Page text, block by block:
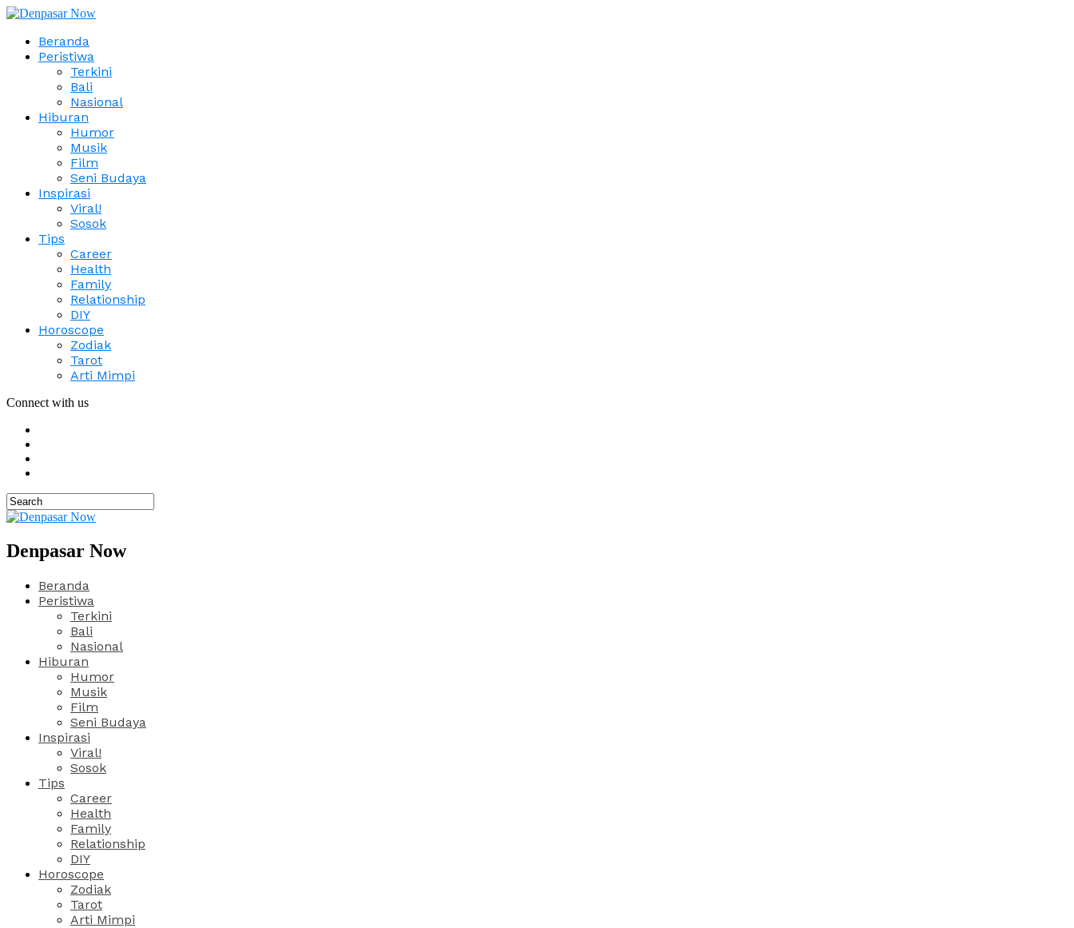
Beranda
Peristiwa
Terkini
Bali
Nasional
Hiburan
Humor
Musik
Film
Seni Budaya
Inspirasi
Viral!
Sosok
Tips
Career
Health
Family
Relationship
DIY
Horoscope
Zodiak
Tarot
Arti Mimpi
Connect with us
Denpasar Now
Beranda
Peristiwa
Terkini
Bali
Nasional
Hiburan
Humor
Musik
Film
Seni Budaya
Inspirasi
Viral!
Sosok
Tips
Career
Health
Family
Relationship
DIY
Horoscope
Zodiak
Tarot
Arti Mimpi